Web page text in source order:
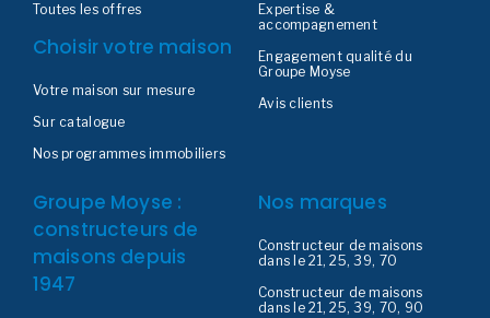
Toutes les offres
Choisir votre maison
Votre maison sur mesure
Sur catalogue
Nos programmes immobiliers
Expertise &
accompagnement
Engagement qualité du
Groupe Moyse
Avis clients
Groupe Moyse :
constructeurs de
maisons depuis
1947
Nos marques
Constructeur de maisons
dans le 21, 25, 39, 70
Constructeur de maisons
dans le 21, 25, 39, 70, 90